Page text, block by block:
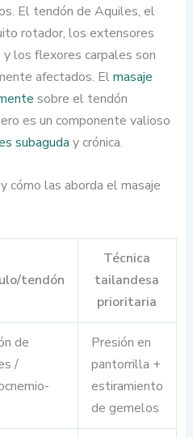
El tendón de Aquiles, el
rotador, los extensores
los flexores carpales son
afectados. Elmasaje
sobre el tendón
es un componente valioso
subaguda y crónica.
cómo las aborda el masaje
tendón
Técnica
tailandesa
prioritaria
de
/
Presión en
pantorrilla +
estiramiento
de gemelos